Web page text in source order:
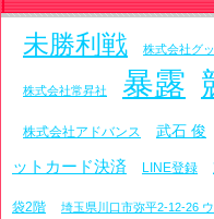
未勝利戦 株式会社グ
株式会社常昇社 暴露
株式会社アドバンス 武石 俊
ットカード決済
LINE登録
袋2階 埼玉県川口市弥平2-12-26